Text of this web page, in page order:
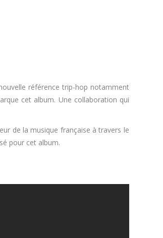
référence trip-hop notamment
cet album. Une collaboration qui
de la musique française à travers le
pour cet album.